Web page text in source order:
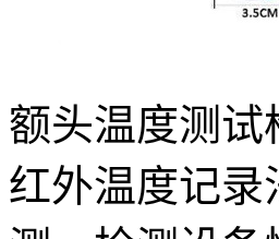
额头温度测
红外温度记